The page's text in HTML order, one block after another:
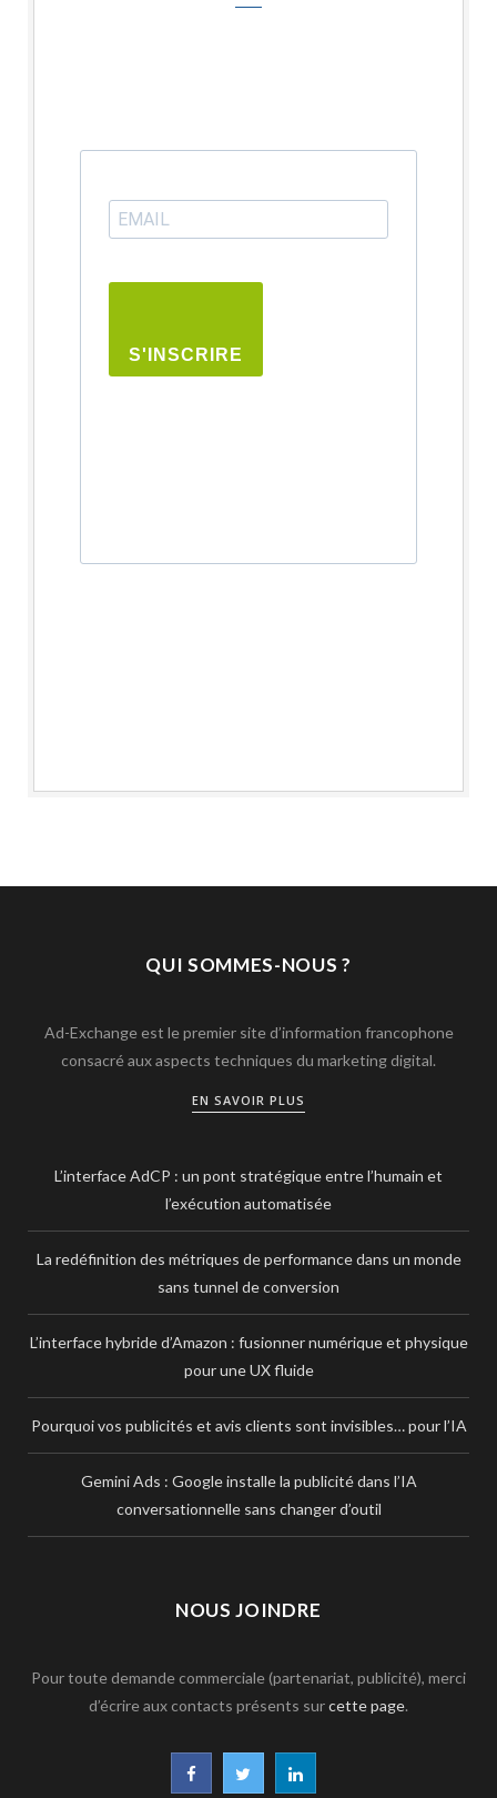
S'INSCRIRE
QUI SOMMES-NOUS ?
Ad-Exchange est le premier site d’information francophone
consacré aux aspects techniques du marketing digital.
EN SAVOIR PLUS
L’interface AdCP : un pont stratégique entre l’humain et
l’exécution automatisée
La redéfinition des métriques de performance dans un monde
sans tunnel de conversion
L’interface hybride d’Amazon : fusionner numérique et physique
pour une UX fluide
Pourquoi vos publicités et avis clients sont invisibles… pour l’IA
Gemini Ads : Google installe la publicité dans l’IA
conversationnelle sans changer d’outil
NOUS JOINDRE
Pour toute demande commerciale (partenariat, publicité), merci
d’écrire aux contacts présents surcette page.
F L